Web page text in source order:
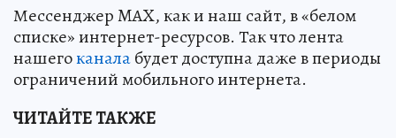
Мессенджер MAX, как и наш сайт, в «белом
списке» интернет-ресурсов. Так что лента
нашегоканалабудет доступна даже в периоды
ограничений мобильного интернета.
ЧИТАЙТЕ ТАКЖЕ